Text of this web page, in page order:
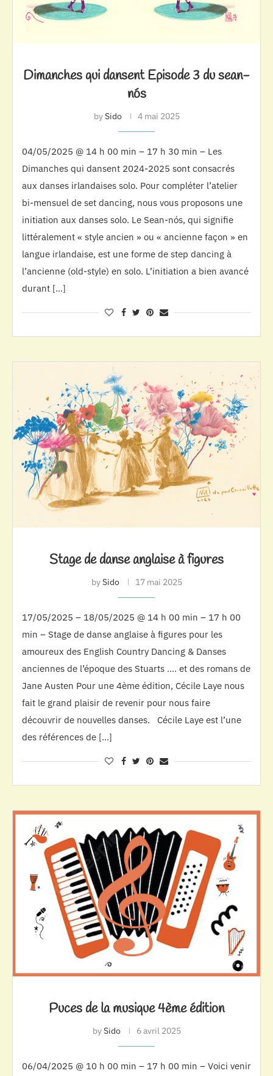
Dimanches qui dansent Episode 3 du sean-
nós
bySido 4 mai 2025
04/05/2025 @ 14 h 00 min – 17 h 30 min – Les
Dimanches qui dansent 2024-2025 sont consacrés
aux danses irlandaises solo. Pour compléter l’atelier
bi-mensuel de set dancing, nous vous proposons une
initiation aux danses solo. Le Sean-nós, qui signifie
littéralement « style ancien » ou « ancienne façon » en
langue irlandaise, est une forme de step dancing à
l’ancienne (old-style) en solo. L’initiation a bien avancé
durant […]
Stage de danse anglaise à figures
bySido 17 mai 2025
17/05/2025 – 18/05/2025 @ 14 h 00 min – 17 h 00
min – Stage de danse anglaise à figures pour les
amoureux des English Country Dancing & Danses
anciennes de l’époque des Stuarts …. et des romans de
Jane Austen Pour une 4ème édition, Cécile Laye nous
fait le grand plaisir de revenir pour nous faire
découvrir de nouvelles danses. Cécile Laye est l’une
des références de […]
Puces de la musique 4ème édition
bySido 6 avril 2025
06/04/2025 @ 10 h 00 min – 17 h 00 min – Voici venir